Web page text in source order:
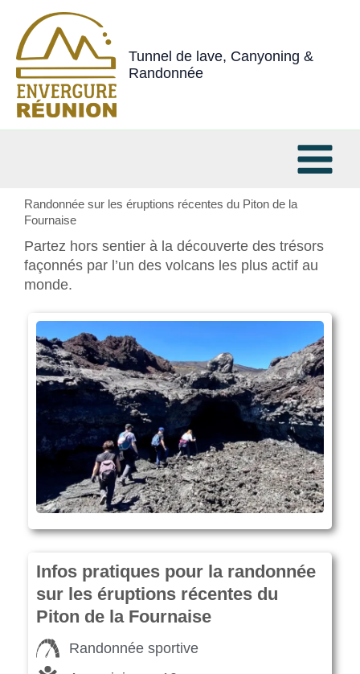
contenu
Tunnel de lave, Canyoning &
Randonnée
Randonnée sur les éruptions récentes du Piton de la
Fournaise
Partez hors sentier à la découverte des trésors
façonnés par l’un des volcans les plus actif au
monde.
Infos pratiques pour la randonnée
sur les éruptions récentes du
Piton de la Fournaise
Randonnée sportive